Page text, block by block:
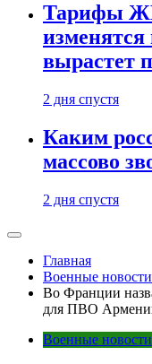
Тарифы
вырастет
2 дня спустя
Каким
массово
2 дня спустя
Главная
Военные новости
Во Франции
для ПВО
Военные новости